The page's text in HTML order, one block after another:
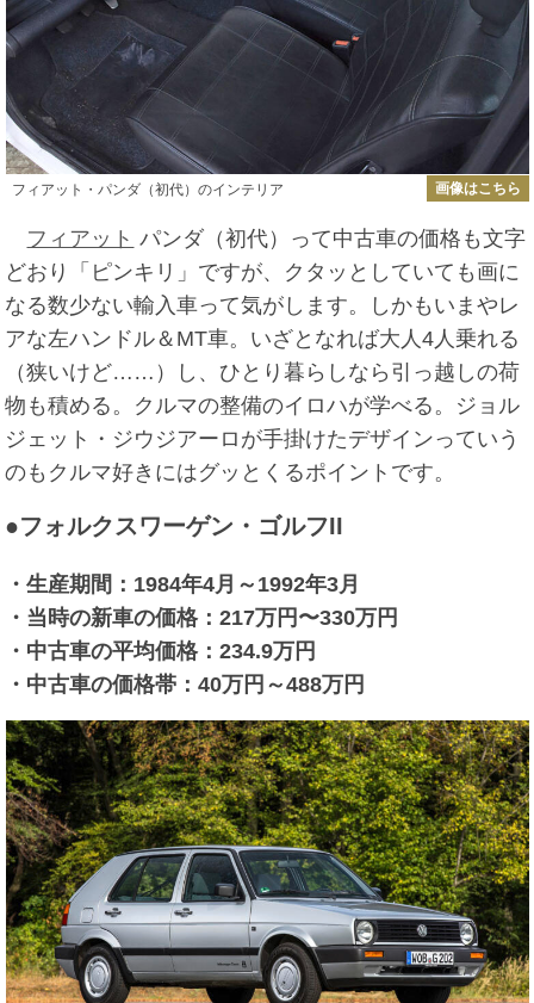
フィアット・パンダ（初代）のインテリア 画像はこちら
フィアット パンダ（初代）って中古車の価格も文字
どおり「ピンキリ」ですが、クタッとしていても画に
なる数少ない輸入車って気がします。しかもいまやレ
アな左ハンドル＆MT車。いざとなれば大人4人乗れる
（狭いけど……）し、ひとり暮らしなら引っ越しの荷
物も積める。クルマの整備のイロハが学べる。ジョル
ジェット・ジウジアーロが手掛けたデザインっていう
のもクルマ好きにはグッとくるポイントです。
●フォルクスワーゲン・ゴルフII
・生産期間：1984年4月～1992年3月
・当時の新車の価格：217万円〜330万円
・中古車の平均価格：234.9万円
・中古車の価格帯：40万円～488万円